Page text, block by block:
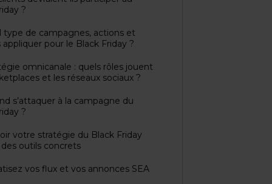
?
type de campagnes, actions et
pour le Black Friday ?
omnicanale : quels rôles jouent
et les réseaux sociaux ?
s’attaquer à la campagne du
?
votre stratégie du Black Friday
des outils concrets
vos flux et vos annonces SEA